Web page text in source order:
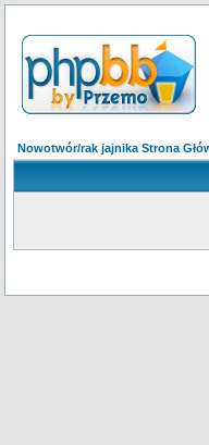
Nowotwór/rak jajnika Strona